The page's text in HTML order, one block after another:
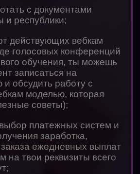
с документами
и республики;
действующих вебкам
голосовых конференций
обучения, ты можешь
записаться на
и обсудить работу с
моделью, которая
советы);
платежных систем и
заработка,
ежедневных выплат
на твои реквизиты всего